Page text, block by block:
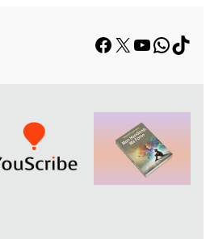
Facebook
X YouTube